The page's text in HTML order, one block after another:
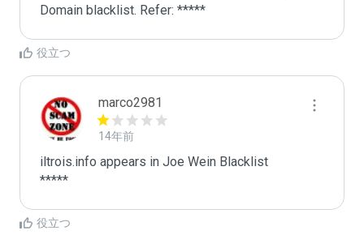
Domain blacklist. Refer: *****
役立つ
marco2981
14年前
iltrois.info appears in Joe Wein Blacklist
*****
役立つ